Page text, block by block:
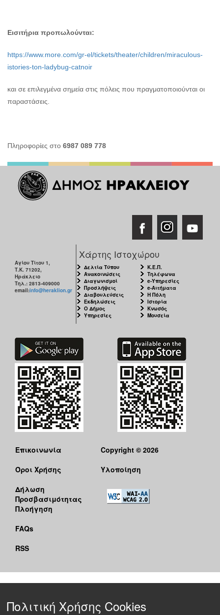
Εισιτήρια προπωλούνται:
https://www.more.com/gr-el/tickets/theater/children/miraculous-
istories-ton-ladybug-catnoir
και σε επιλεγμένα σημεία στις πόλεις που πραγματοποιούνται οι
παραστάσεις.
Πληροφορίες στο 6987 089 778
Αγίου Τίτου 1,
Τ.Κ. 71202,
Ηράκλειο
Τηλ.: 2813-409000
email:info@heraklion.gr
Χάρτης Ιστοχώρου
Δελτία Τύπου
Ανακοινώσεις
Διαγωνισμοί
Προσλήψεις
Διαβουλεύσεις
Εκδηλώσεις
Ο Δήμος
Υπηρεσίες
Κ.Ε.Π.
Τηλέφωνα
e-Υπηρεσίες
e-Αιτήματα
Η Πόλη
Ιστορία
Κνωσός
Μουσεία
Επικοινωνία
Όροι Χρήσης
Δήλωση
Προσβασιμότητας
Πλοήγηση
FAQs
RSS
Copyright © 2026
Υλοποίηση
Πολιτική Χρήσης Cookies